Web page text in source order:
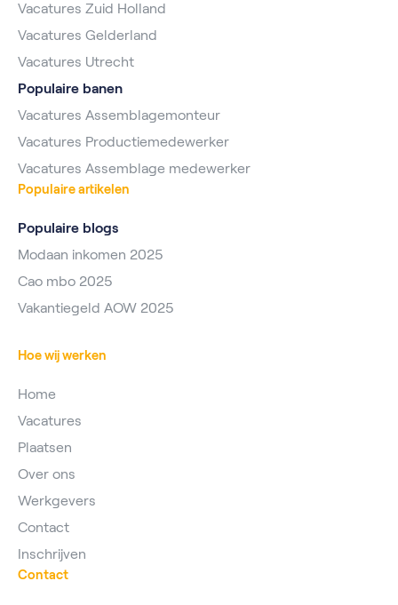
Vacatures Zuid Holland
Vacatures Gelderland
Vacatures Utrecht
Populaire banen
Vacatures Assemblagemonteur
Vacatures Productiemedewerker
Vacatures Assemblage medewerker
Populaire artikelen
Populaire blogs
Modaan inkomen 2025
Cao mbo 2025
Vakantiegeld AOW 2025
Hoe wij werken
Home
Vacatures
Plaatsen
Over ons
Werkgevers
Contact
Inschrijven
Contact